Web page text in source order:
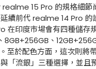
realme 15 Pro 的規格細節
續前代 realme 14 Pro 的
在印度市場會有四種儲存
8GB+256GB、
至於配色方面，這次則將
與「流銀」三種選擇，並且